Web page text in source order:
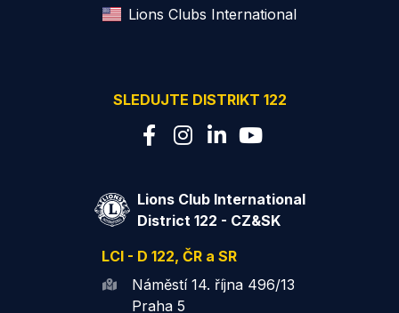
Lions Clubs International
SLEDUJTE DISTRIKT 122
Lions Club International
District 122 - CZ&SK
LCI - D 122, ČR a SR
Náměstí 14. října 496/13
Praha 5